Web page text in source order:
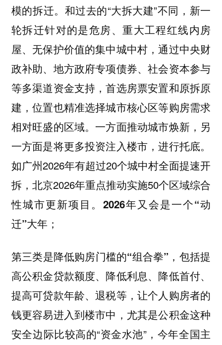
模的拆迁。和过去的“大拆大建”不同，新一
轮拆迁针对的是危房、重大工程红线内房
屋、无保护价值的集中城中村，通过中央财
政补助、地方政府专项债券、社会资本参与
等多渠道资金支持，首选房票安置和原拆原
建，位置也精准选择城市核心区等购房需求
相对旺盛的区域。一方面推动城市焕新，另
一方面是将更多投资注入楼市，进行托底。
如广州2026年有超过20个城中村全面提速开
拆，北京2026年重点推动实施50个区域综合
性城市更新项目。 2026年又会是一个“动
迁”大年 ；
第三类是降低购房门槛的“组合拳” ，包括提
高公积金贷款额度、降低利息、降低首付、
提高可贷款年龄、退税等，让个人购房者的
钱更容易进入到楼市中，尤其是公积金这种
安全边际比较高的“资金水池”，今年全国主